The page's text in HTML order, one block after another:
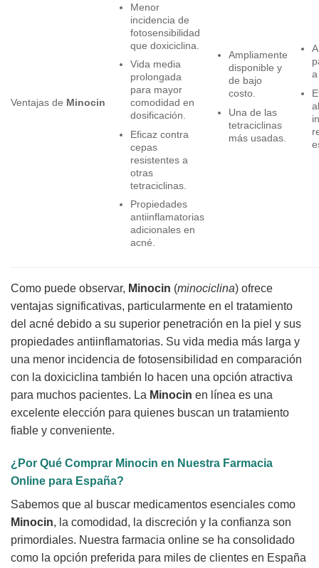
Ventajas de Minocin
Menor
incidencia de
fotosensibilidad
que doxiciclina.
Vida media
prolongada
para mayor
comodidad en
dosificación.
Eficaz contra
cepas
resistentes a
otras
tetraciclinas.
Propiedades
antiinflamatorias
adicionales en
acné.
Ampliamente
disponible y
de bajo
costo.
Una de las
tetraciclinas
más usadas.
Como puede observar, Minocin (minociclina) ofrece
ventajas significativas, particularmente en el tratamiento
del acné debido a su superior penetración en la piel y sus
propiedades antiinflamatorias. Su vida media más larga y
una menor incidencia de fotosensibilidad en comparación
con la doxiciclina también lo hacen una opción atractiva
para muchos pacientes. La Minocin en línea es una
excelente elección para quienes buscan un tratamiento
fiable y conveniente.
¿Por Qué Comprar Minocin en Nuestra Farmacia
Online para España?
Sabemos que al buscar medicamentos esenciales como
Minocin, la comodidad, la discreción y la confianza son
primordiales. Nuestra farmacia online se ha consolidado
como la opción preferida para miles de clientes en España